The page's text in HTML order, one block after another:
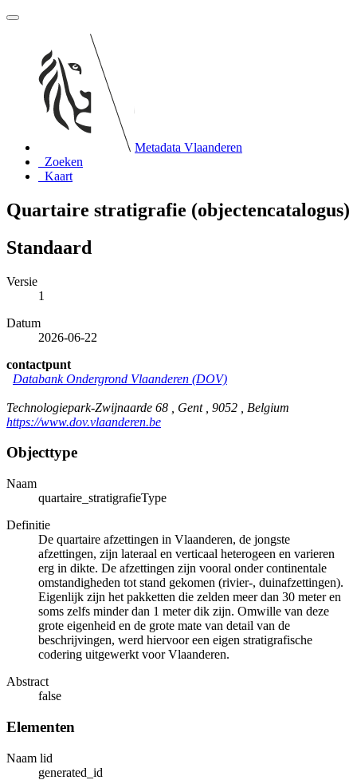
Metadata Vlaanderen
Zoeken
Kaart
Quartaire stratigrafie (objectencatalogus)
Standaard
Versie
1
Datum
2026-06-22
contactpunt
Databank Ondergrond Vlaanderen (DOV)
Technologiepark-Zwijnaarde 68 , Gent , 9052 , Belgium
https://www.dov.vlaanderen.be
Objecttype
Naam
quartaire_stratigrafieType
Definitie
De quartaire afzettingen in Vlaanderen, de jongste
afzettingen, zijn lateraal en verticaal heterogeen en varieren
erg in dikte. De afzettingen zijn vooral onder continentale
omstandigheden tot stand gekomen (rivier-, duinafzettingen).
Eigenlijk zijn het pakketten die zelden meer dan 30 meter en
soms zelfs minder dan 1 meter dik zijn. Omwille van deze
grote eigenheid en de grote mate van detail van de
beschrijvingen, werd hiervoor een eigen stratigrafische
codering uitgewerkt voor Vlaanderen.
Abstract
false
Elementen
Naam lid
generated_id